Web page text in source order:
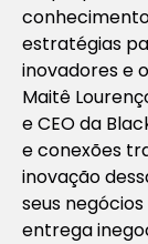
estratégias
inovadores e
Maitê
e CEO da
e conexões
inovação
seus
entrega